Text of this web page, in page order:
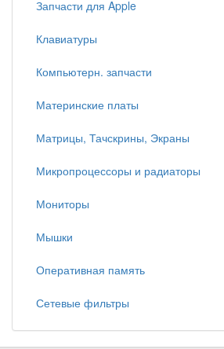
Запчасти для Apple
Клавиатуры
Компьютерн. запчасти
Материнские платы
Матрицы, Тачскрины, Экраны
Микропроцессоры и радиаторы
Мониторы
Мышки
Оперативная память
Сетевые фильтры